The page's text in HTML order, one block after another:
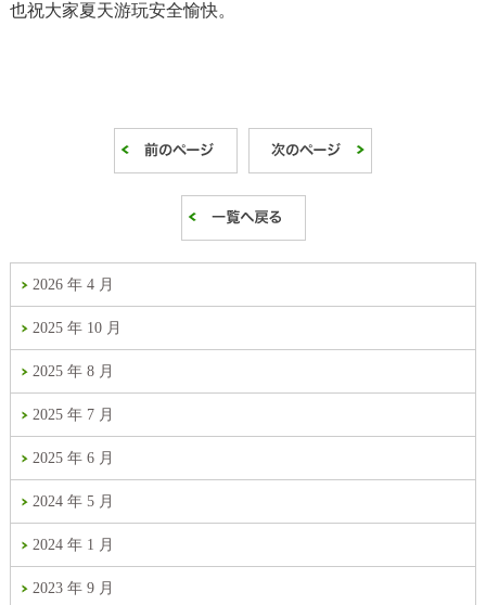
也祝大家夏天游玩安全愉快。
2026 年 4 月
2025 年 10 月
2025 年 8 月
2025 年 7 月
2025 年 6 月
2024 年 5 月
2024 年 1 月
2023 年 9 月